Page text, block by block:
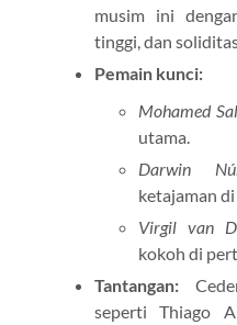
musim ini
tinggi, dan
Pemain kunci:
Mohamed
utama.
Darwin
ketajaman di
Virgil van
kokoh di
Tantangan:
seperti Thiago